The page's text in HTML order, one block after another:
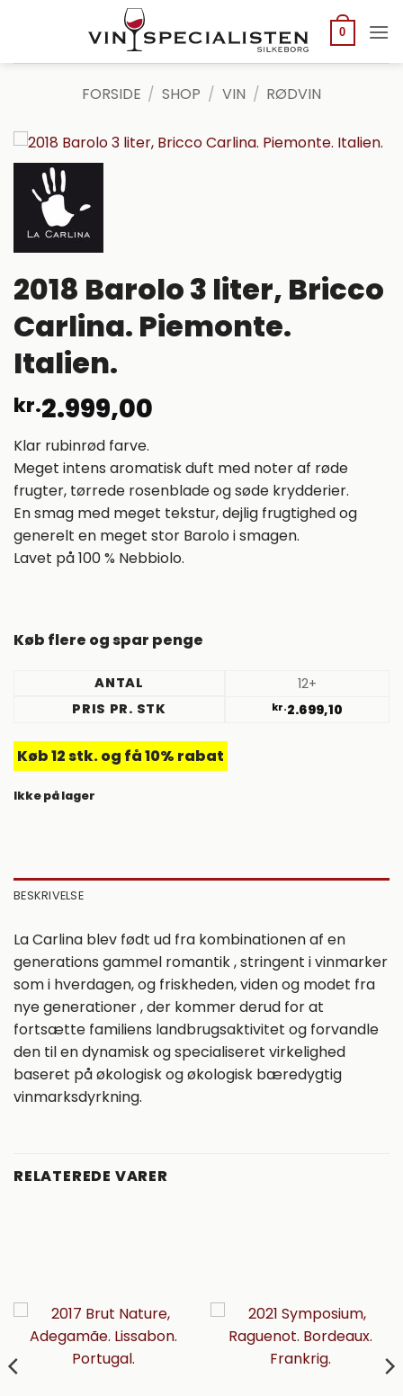
0
FORSIDE / SHOP / VIN / RØDVIN
2018 Barolo 3 liter, Bricco
Carlina. Piemonte.
Italien.
kr.2.999,00
Klar rubinrød farve.
Meget intens aromatisk duft med noter af røde
frugter, tørrede rosenblade og søde krydderier.
En smag med meget tekstur, dejlig frugtighed og
generelt en meget stor Barolo i smagen.
Lavet på 100 % Nebbiolo.
Køb flere og spar penge
ANTAL
12+
PRIS PR. STK
kr.2.699,10
Køb 12 stk. og få 10% rabat
Ikke på lager
BESKRIVELSE
La Carlina blev født ud fra kombinationen af ​​en
generations gammel romantik , stringent i vinmarker
som i hverdagen, og friskheden, viden og modet fra
nye generationer , der kommer derud for at
fortsætte familiens landbrugsaktivitet og forvandle
den til en dynamisk og specialiseret virkelighed
baseret på økologisk og økologisk bæredygtig
vinmarksdyrkning.
RELATEREDE VARER